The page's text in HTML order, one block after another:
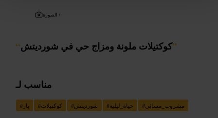
الصورة /
“كوكتيلات ملونة ومزاج حي في شورديتش”
مناسب لـ
# بار #كوكتيلات #شورديتش #حياة_ليلية #مشروب_مسائي